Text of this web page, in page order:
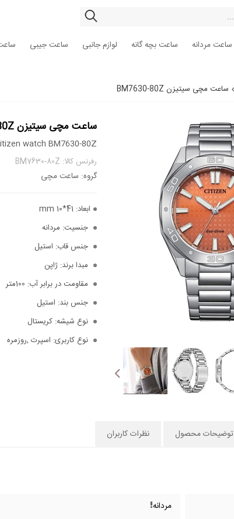
ساعت مردانه ساعت بچه گانه لوازم جانبی ساعت جیبی
ساعت مچی سیتیزن BM7630-80Z
ساعت مچی سیتیزن BM7630-80Z
watch BM7630-80Z
رفرنس کالا: BM7630-80Z
گروه: ساعت مچی
ابعاد:
جنسیت: مردانه
جنس قاب: استیل
مبدا برند: ژاپن
مقاومت در برابر آب: 100متر
جنس بند: استیل
نوع شیشه: کریستال
نوع کاربری: اسپرت ,روزمره
توضیحات محصول نظرات کاربران
مردانه